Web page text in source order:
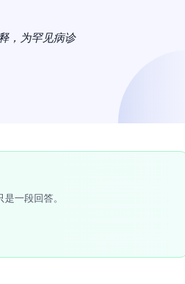
，为罕见病诊
一段回答。